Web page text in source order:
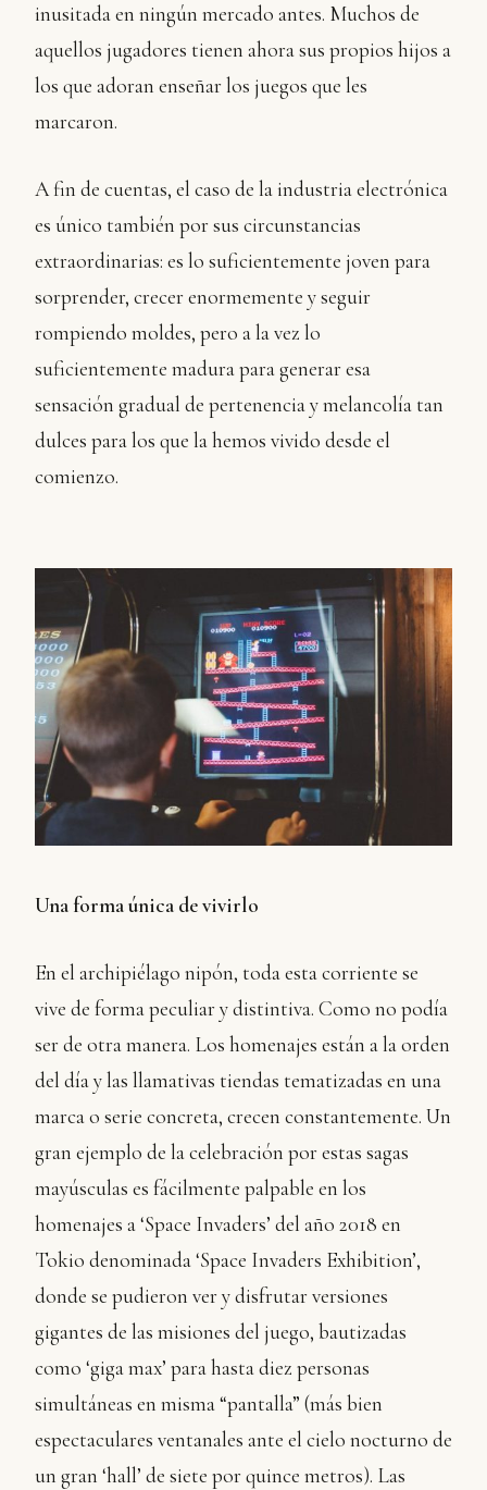
inusitada en ningún mercado antes. Muchos de
aquellos jugadores tienen ahora sus propios hijos a
los que adoran enseñar los juegos que les
marcaron.
A fin de cuentas, el caso de la industria electrónica
es único también por sus circunstancias
extraordinarias: es lo suficientemente joven para
sorprender, crecer enormemente y seguir
rompiendo moldes, pero a la vez lo
suficientemente madura para generar esa
sensación gradual de pertenencia y melancolía tan
dulces para los que la hemos vivido desde el
comienzo.
Una forma única de vivirlo
En el archipiélago nipón, toda esta corriente se
vive de forma peculiar y distintiva. Como no podía
ser de otra manera. Los homenajes están a la orden
del día y las llamativas tiendas tematizadas en una
marca o serie concreta, crecen constantemente. Un
gran ejemplo de la celebración por estas sagas
mayúsculas es fácilmente palpable en los
homenajes a ‘Space Invaders’ del año 2018 en
Tokio denominada ‘Space Invaders Exhibition’,
donde se pudieron ver y disfrutar versiones
gigantes de las misiones del juego, bautizadas
como ‘giga max’ para hasta diez personas
simultáneas en misma “pantalla” (más bien
espectaculares ventanales ante el cielo nocturno de
un gran ‘hall’ de siete por quince metros). Las